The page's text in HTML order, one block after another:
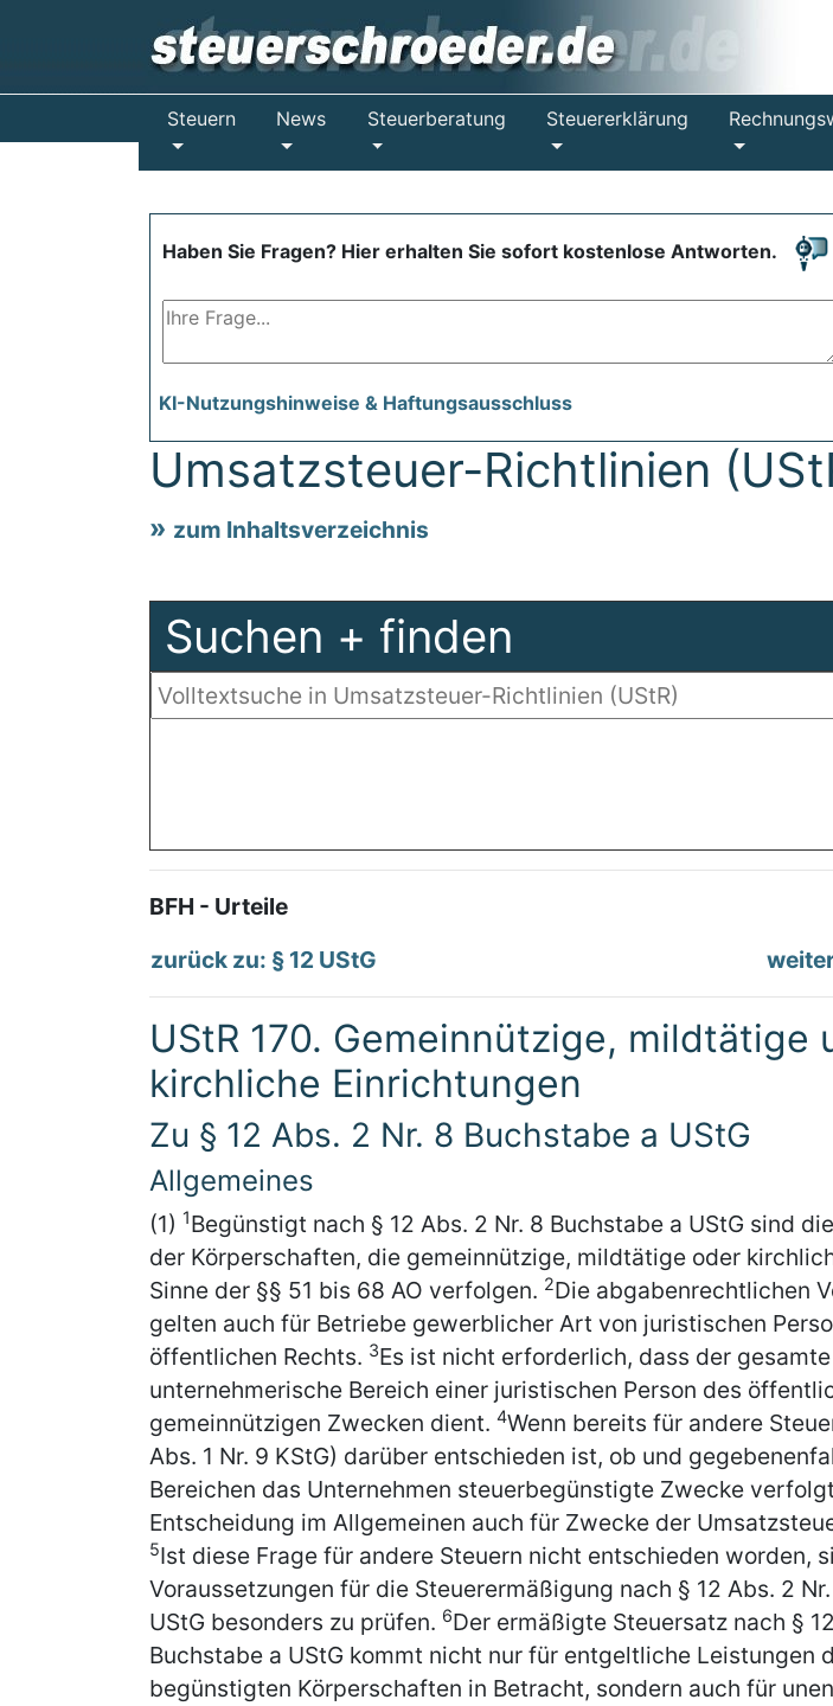
Steuern News Steuerberatung Steuererklärung
Haben Sie Fragen? Hier erhalten Sie sofort kostenlose Antworten.
KI-Nutzungshinweise & Haftungsausschluss
Umsatzsteuer-Richtlinien
zum Inhaltsverzeichnis
Suchen + finden
BFH - Urteile
zurück zu: § 12 UStG
UStR 170. Gemeinnützige, mildtätige
kirchliche Einrichtungen
Zu § 12 Abs. 2 Nr. 8 Buchstabe a UStG
Allgemeines
(1) 1Begünstigt nach § 12 Abs. 2 Nr. 8 Buchstabe a UStG sind
der Körperschaften, die gemeinnützige, mildtätige oder
Sinne der §§ 51 bis 68 AO verfolgen. 2Die abgabenrechtlichen
gelten auch für Betriebe gewerblicher Art von juristischen
öffentlichen Rechts. 3Es ist nicht erforderlich, dass der gesamte
unternehmerische Bereich einer juristischen Person des
gemeinnützigen Zwecken dient. 4Wenn bereits für andere
Abs. 1 Nr. 9 KStG) darüber entschieden ist, ob und
Bereichen das Unternehmen steuerbegünstigte Zwecke
Entscheidung im Allgemeinen auch für Zwecke der
5Ist diese Frage für andere Steuern nicht entschieden worden,
Voraussetzungen für die Steuerermäßigung nach § 12 Abs. 2
UStG besonders zu prüfen. 6Der ermäßigte Steuersatz nach §
Buchstabe a UStG kommt nicht nur für entgeltliche Leistungen
begünstigten Körperschaften in Betracht, sondern auch für